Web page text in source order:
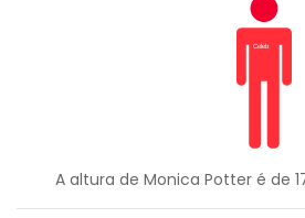
A altura de Monica Potter é de